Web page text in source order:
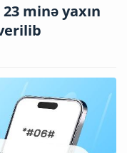
minə yaxın